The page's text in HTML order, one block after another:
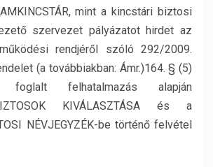
mint a kincstári biztosi
szervezet pályázatot hirdet az
rendjéről szóló 292/2009.
(a továbbiakban: Ámr.)164. § (5)
foglalt felhatalmazás alapján
KIVÁLASZTÁSA és a
NÉVJEGYZÉK-be történő felvétel